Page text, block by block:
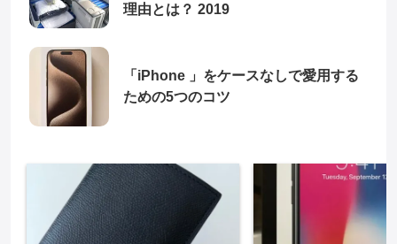
理由とは？ 2019
「iPhone 」をケースなしで愛用する
ための5つのコツ